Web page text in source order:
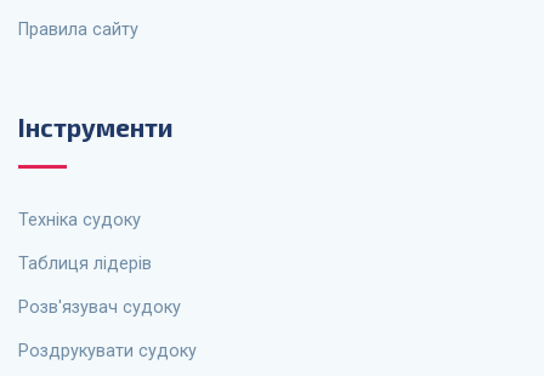
Правила сайту
Інструменти
Техніка судоку
Таблиця лідерів
Розв'язувач судоку
Роздрукувати судоку